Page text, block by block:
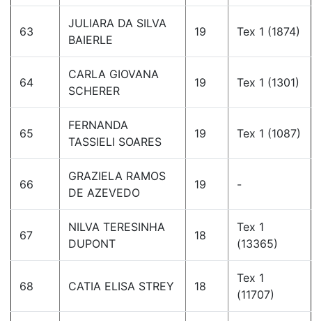
63
JULIARA DA SILVA
BAIERLE
19 Tex 1 (1874)
64
CARLA GIOVANA
SCHERER
19 Tex 1 (1301)
65
FERNANDA
TASSIELI SOARES
19 Tex 1 (1087)
66
GRAZIELA RAMOS
DE AZEVEDO
19 -
67
NILVA TERESINHA
DUPONT
18
Tex 1
(13365)
68 CATIA ELISA STREY 18
Tex 1
(11707)